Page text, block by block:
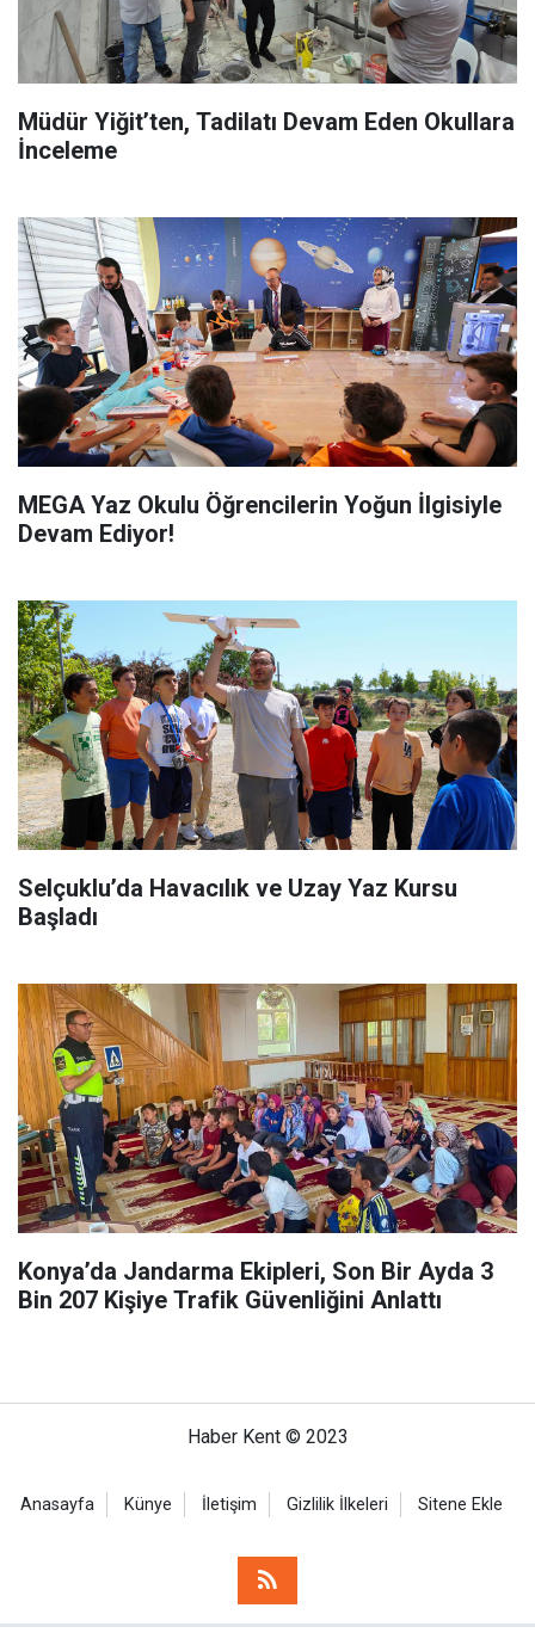
Müdür Yiğit’ten, Tadilatı Devam Eden Okullara
İnceleme
MEGA Yaz Okulu Öğrencilerin Yoğun İlgisiyle
Devam Ediyor!
Selçuklu’da Havacılık ve Uzay Yaz Kursu
Başladı
Konya’da Jandarma Ekipleri, Son Bir Ayda 3
Bin 207 Kişiye Trafik Güvenliğini Anlattı
Haber Kent © 2023
Anasayfa Künye İletişim Gizlilik İlkeleri Sitene Ekle